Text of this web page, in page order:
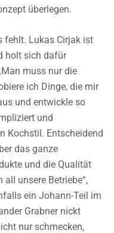
überlegen.
fehlt. Lukas Cirjak ist
holt sich dafür
muss nur die
ich Dinge, die mir
und entwickle so
und
Kochstil. Entscheidend
das ganze
und die Qualität
unsere Betriebe“,
ein Johann-Teil im
Grabner nickt
nur schmecken,